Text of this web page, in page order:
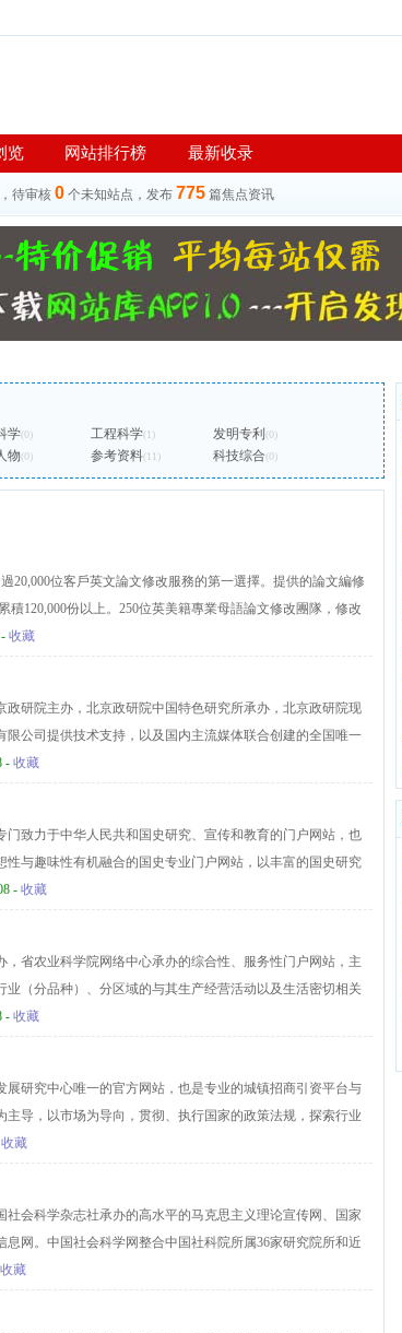
览 网站排行榜 最新收录
待审核 0 个未知站点，发布 775 篇焦点资讯
学(0) 工程科学(1) 发明专利 (0)
物(0) 参考资料(11) 科技综合(0)
20,000位客戶英文論文修改服務的第一選擇。提供的論文編修
積120,000份以上。250位英美籍專業母語論文修改團隊，修改
收藏
研院主办，北京政研院中国特色研究所承办，北京政研院现
公司提供技术支持，以及国内主流媒体联合创建的全国唯一
、交流实践经验为主旨的中国特色社会主义网上门户，也是
色、与众不同、名满天下三大版块，涵盖国家概览、国家史
世界视角、特色推进、行业特色、地区特色、单位特色、人
务、专业咨询、品牌包装、特色评选、特色活动、整合传
- 收藏
门致力于中华人民共和国史研究、宣传和教育的门户网站，也
与趣味性有机融合的国史专业门户网站，以丰富的国史研究
利，为社会公众及对当代中国感兴趣的境外各界人士提供了
献以及统计资料、国史图片、视频资料等数据10余万条；知
浏览、搜索服务；网站还设有“国史学者专栏”、“史料征
果展示和推广，全面、客观地展示中华人民共和国的奋斗历
- 收藏
省农业科学院网络中心承办的综合性、服务性门户网站，主
（分品种）、分区域的与其生产经营活动以及生活密切相关
户网站的重要组成部分。山东农业科技信息网现由关于本
随时为农民朋友提供服务。
- 收藏
研究中心唯一的官方网站，也是专业的城镇招商引资平台与
导，以市场为导向，贯彻、执行国家的政策法规，探索行业
业之间搭建友好的合作平台。中国城镇投资发展网目前设置
，专注于中国城镇品牌的树立与营销，城镇投资与建设等服
设与投资发展的运营平台。
收藏
会科学杂志社承办的高水平的马克思主义理论宣传网、国家
网。中国社会科学网整合中国社科院所属36家研究院所和近
用网站集合平台，把握网络话语主动权，对网上舆情做出快
全人类的文明成果的同时，也把世界的文明成果引进来，为
收藏